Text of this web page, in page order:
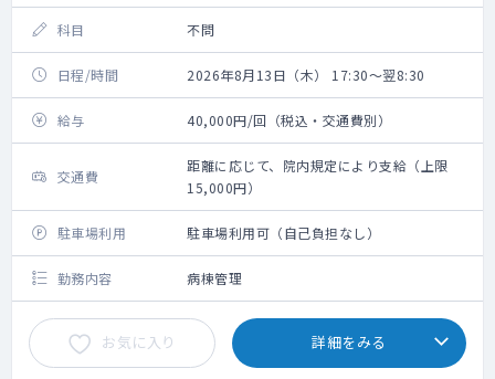
科目 不問
日程/時間 2026年8月13日（木） 17:30～翌8:30
給与 40,000円/回（税込・交通費別）
交通費
距離に応じて、院内規定により支給（上限
15,000円）
駐車場利用 駐車場利用可（自己負担なし）
勤務内容 病棟管理
お気に入り 詳細をみる